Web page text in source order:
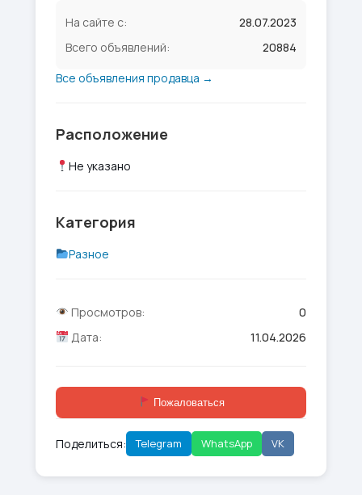
На сайте с:
28.07.2023
Всего объявлений:
20884
Все объявления продавца →
Расположение
Не указано
Категория
Разное
Просмотров:
0
Дата:
11.04.2026
Пожаловаться
Поделиться: Telegram WhatsApp VK